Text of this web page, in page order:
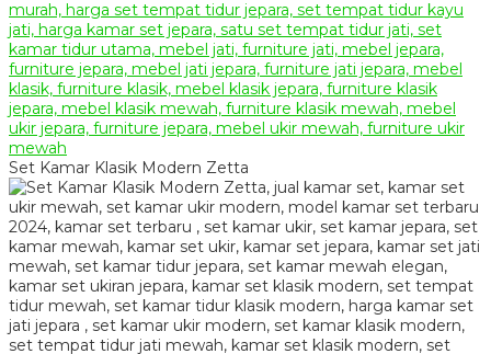
Set Kamar Klasik Modern Zetta